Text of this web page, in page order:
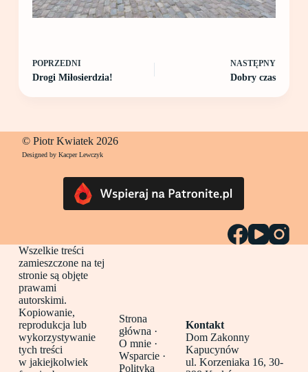
POPRZEDNI
Drogi Miłosierdzia!
NASTĘPNY
Dobry czas
© Piotr Kwiatek 2026
Designed by Kacper Lewczyk
Wszelkie treści
zamieszczone na tej
stronie są objęte
prawami
autorskimi.
Kopiowanie,
reprodukcja lub
wykorzystywanie
tych treści
w jakiejkolwiek
Strona
główna ·
O mnie ·
Wsparcie ·
Polityka
Kontakt
Dom Zakonny
Kapucynów
ul. Korzeniaka 16, 30-